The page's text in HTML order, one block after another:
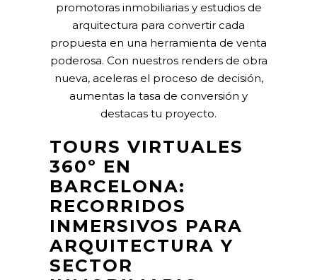
promotoras inmobiliarias y estudios de
arquitectura para convertir cada
propuesta en una herramienta de venta
poderosa. Con nuestros renders de obra
nueva, aceleras el proceso de decisión,
aumentas la tasa de conversión y
destacas tu proyecto.
TOURS VIRTUALES
360º EN
BARCELONA:
RECORRIDOS
INMERSIVOS PARA
ARQUITECTURA Y
SECTOR